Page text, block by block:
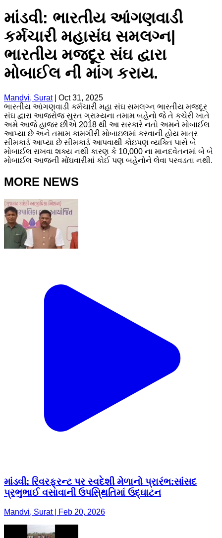
માંડવી: ભારતીય આંગણવાડી
કર્મચારી મહાસંઘ સમલગ્ન|
ભારતીય મજદૂર સંઘ દ્વારા
મોબાઈલ ની માંગ કરાય.
Mandvi, Surat| Oct 31, 2025
ભારતીય આંગણવાડી કર્મચારી મહા સંઘ સમલગ્ન ભારતીય મજદૂર
સંઘ દ્વારા આજરોજ સુરત ગ્રામ્યના તમામ બહેનો જે તે કચેરી ખાતે
અમે આજે હાજર છીએ 2018 થી આ સરકારે નતો અમને મોબાઈલ
આપ્યા છે અને તમામ કામગીરી મોબાઇલમાં કરવાની હોય માત્ર
સીમકાર્ડ આપ્યા છે સીમકાર્ડ આપવાથી કોઇપણ વ્યક્તિ પાસે બે
મોબાઈલ રાખવા શક્ય નથી કારણ કે 10,000 ના માનદવેતનમાં બે બે
મોબાઈલ આજની મોંઘવારીમાં કોઈ પણ બહેનોને લેવા પરવડતા નથી.
MORE NEWS
માંડવી: રિવરફ્રન્ટ પર સ્વદેશી મેળાનો પ્રારંભ:સાંસદ
પ્રભુભાઈ વસાવાની ઉપસિ્થતિમાં ઉદ્ઘાટન
Mandvi, Surat | Feb 20, 2026